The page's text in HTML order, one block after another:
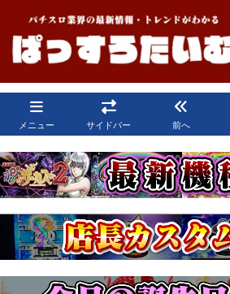
メニュー サイドバー 前へ